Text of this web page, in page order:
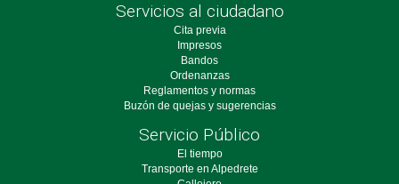
Servicios al ciudadano
Cita previa
Impresos
Bandos
Ordenanzas
Reglamentos y normas
Buzón de quejas y sugerencias
Servicio Público
El tiempo
Transporte en Alpedrete